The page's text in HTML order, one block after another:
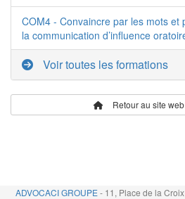
COM4 - Convaincre par les mots et
la communication d’influence
Voir toutes les formations
Retour au site
ADVOCACI GROUPE- 11, Place de la